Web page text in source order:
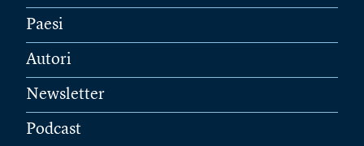
Paesi
Autori
Newsletter
Podcast